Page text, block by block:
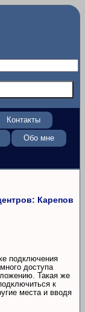
Контакты
Обо мне
Карепов
подключения
доступа
Такая же
к
места и вводя